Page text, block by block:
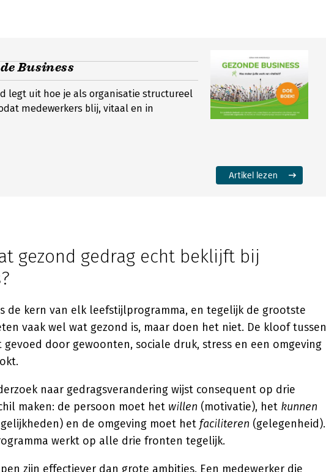
Business
legt uit hoe je als organisatie structureel
medewerkers blij, vitaal en in
Artikel lezen
gezond gedrag echt beklijft bij
de kern van elk leefstijlprogramma, en tegelijk de grootste
vaak wel wat gezond is, maar doen het niet. De kloof tussen
door gewoonten, sociale druk, stress en een omgeving
naar gedragsverandering wijst consequent op drie
maken: de persoon moet het willen (motivatie), het kunnen
en de omgeving moet het faciliteren (gelegenheid).
werkt op alle drie fronten tegelijk.
zijn effectiever dan grote ambities. Een medewerker die